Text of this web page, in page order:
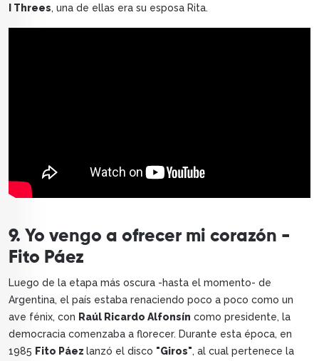
I Threes, una de ellas era su esposa Rita.
9. Yo vengo a ofrecer mi corazón -
Fito Páez
Luego de la etapa más oscura -hasta el momento- de
Argentina, el país estaba renaciendo poco a poco como un
ave fénix, con Raúl Ricardo Alfonsín como presidente, la
democracia comenzaba a florecer. Durante esta época, en
1985 Fito Páez lanzó el disco "Giros", al cual pertenece la